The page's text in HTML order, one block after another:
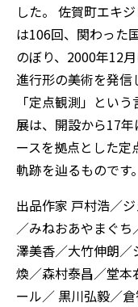
した。 佐賀町エキ
は106回、関わった
のぼり、2000年12
進行形の美術を発
「定点観測」とい
展は、開設から17
ースを拠点とした定
軌跡を辿るものです。
出品作家 戸村浩／
／みねおあやまぐ
澤美香／大竹伸朗／
煥／森村泰昌／堂
ール／ 黒川弘毅／